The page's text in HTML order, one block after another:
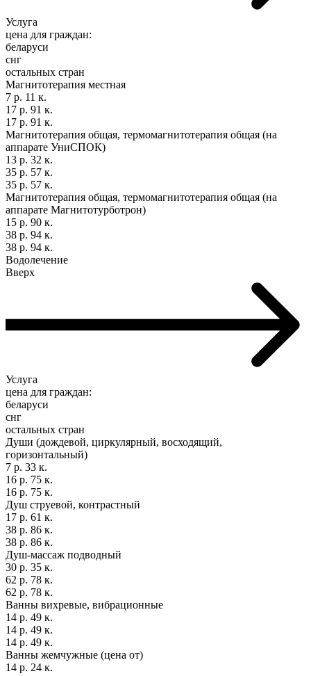
Услуга
цена для граждан:
беларуси
снг
остальных стран
Магнитотерапия местная
7 р. 11 к.
17 р. 91 к.
17 р. 91 к.
Магнитотерапия общая, термомагнитотерапия общая (на
аппарате УниСПОК)
13 р. 32 к.
35 р. 57 к.
35 р. 57 к.
Магнитотерапия общая, термомагнитотерапия общая (на
аппарате Магнитотурботрон)
15 р. 90 к.
38 р. 94 к.
38 р. 94 к.
Водолечение
Вверх
Услуга
цена для граждан:
беларуси
снг
остальных стран
Души (дождевой, циркулярный, восходящий,
горизонтальный)
7 р. 33 к.
16 р. 75 к.
16 р. 75 к.
Душ струевой, контрастный
17 р. 61 к.
38 р. 86 к.
38 р. 86 к.
Душ-массаж подводный
30 р. 35 к.
62 р. 78 к.
62 р. 78 к.
Ванны вихревые, вибрационные
14 р. 49 к.
14 р. 49 к.
14 р. 49 к.
Ванны жемчужные (цена от)
14 р. 24 к.